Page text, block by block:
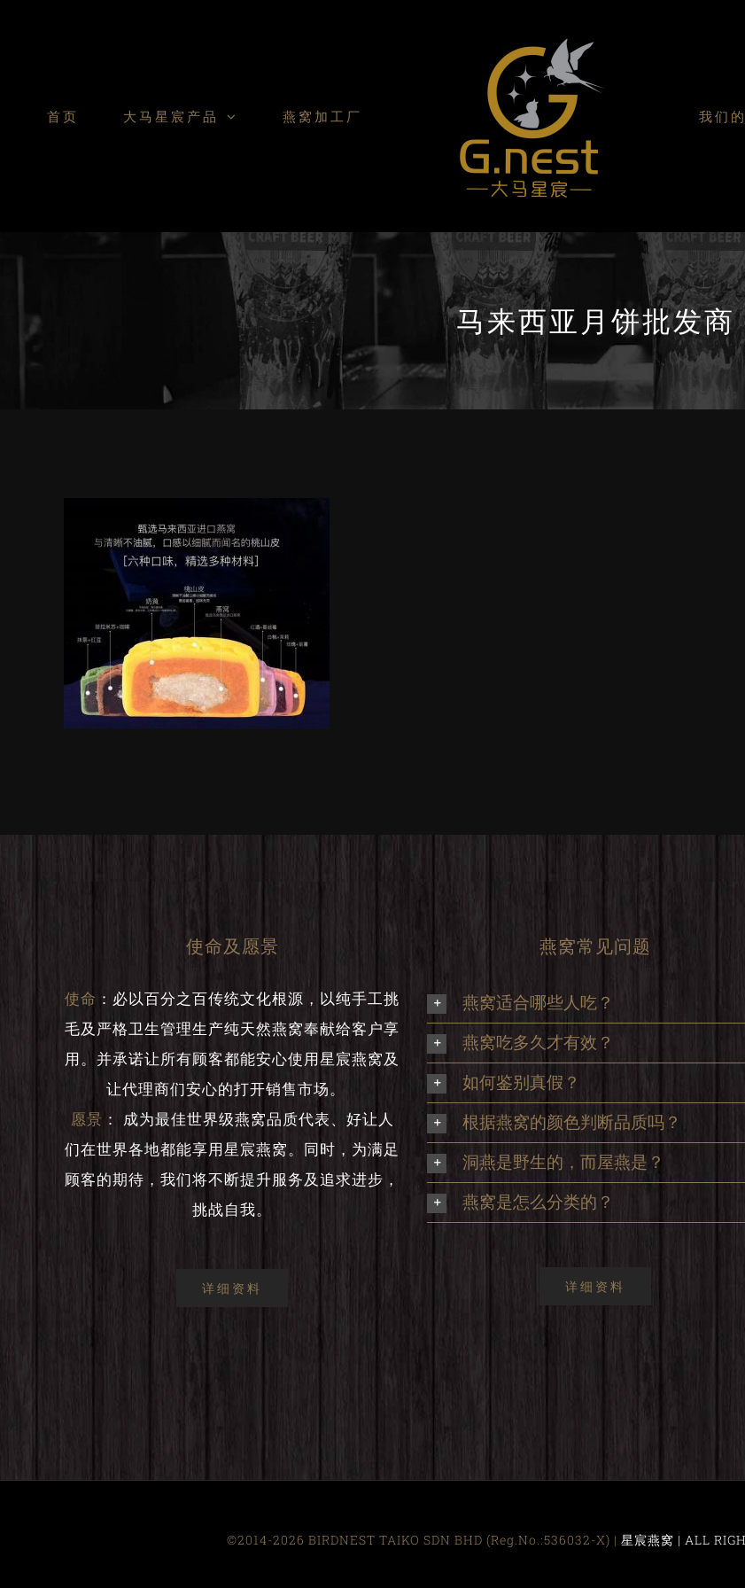
首页 大马星宸产品 燕窝加工厂 我们
马来西亚月饼批发商
使命及愿景
使命 ： 必以百分之百传统文化根源，以纯手工挑
毛及严格卫生管理生产纯天然燕窝奉献给客户享
用。并承诺让所有顾客都能安心使用星宸燕窝及
让代理商们安心的打开销售市场。
愿景 ：
成为最佳世界级燕窝品质代表、好让人
们在世界各地都能享用星宸燕窝。同时，为满足
顾客的期待，我们将不断提升服务及追求进步，
挑战自我。
详细资料
燕窝常见问题
燕窝适合哪些人吃？
燕窝吃多久才有效？
如何鉴别真假？
根据燕窝的颜色判断品质吗？
洞燕是野生的，而屋燕是？
燕窝是怎么分类的？
详细资料
©2014-2026 BIRDNEST TAIKO SDN BHD (Reg.No.:536032-X) | 星宸燕窝 | ALL